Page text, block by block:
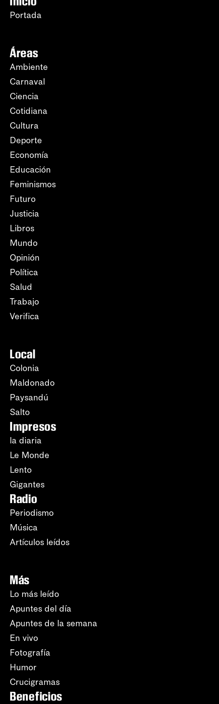
Portada
Áreas
Ambiente
Carnaval
Ciencia
Cotidiana
Cultura
Deporte
Economía
Educación
Feminismos
Futuro
Justicia
Libros
Mundo
Opinión
Política
Salud
Trabajo
Verifica
Local
Colonia
Maldonado
Paysandú
Salto
Impresos
la diaria
Le Monde
Lento
Gigantes
Radio
Periodismo
Música
Artículos leídos
Más
Lo más leído
Apuntes del día
Apuntes de la semana
En vivo
Fotografía
Humor
Crucigramas
Beneficios